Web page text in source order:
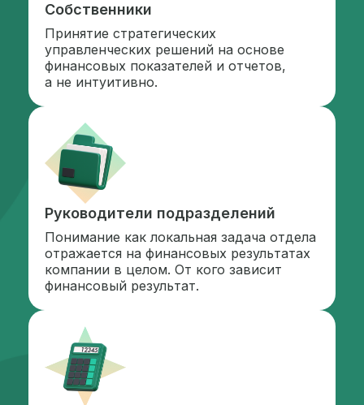
Собственники
Принятие стратегических
управленческих решений на основе
финансовых показателей и отчетов,
а не интуитивно.
Руководители подразделений
Понимание как локальная задача отдела
отражается на финансовых результатах
компании в целом. От кого зависит
финансовый результат.